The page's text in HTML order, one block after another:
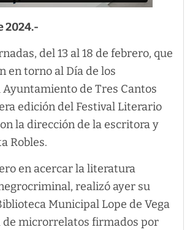
de herramientas
2024.-
del 13 al 18 de febrero, que
en torno al Día de los
Ayuntamiento de Tres Cantos
edición del Festival Literario
la dirección de la escritora y
Robles.
en acercar la literatura
realizó ayer su
Municipal Lope de Vega
de microrrelatos firmados por